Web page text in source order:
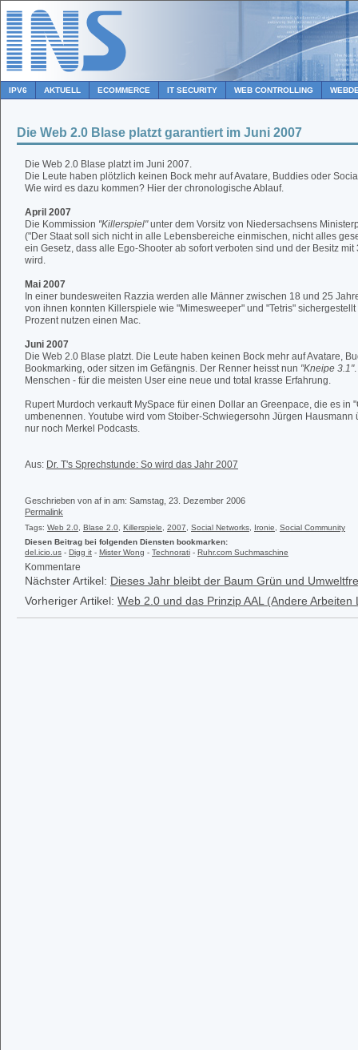
IPV6 AKTUELL ECOMMERCE IT SECURITY WEB CONTROLLING
Die Web 2.0 Blase platzt garantiert im Juni 2007
Die Web 2.0 Blase platzt im Juni 2007.
Die Leute haben plötzlich keinen Bock mehr auf Avatare, Buddies oder
Wie wird es dazu kommen? Hier der chronologische Ablauf.
April 2007
Die Kommission "Killerspiel"unter dem Vorsitz von Niedersachsens
("Der Staat soll sich nicht in alle Lebensbereiche einmischen, nicht alles
ein Gesetz, dass alle Ego-Shooter ab sofort verboten sind und der Besitz
wird.
Mai 2007
In einer bundesweiten Razzia werden alle Männer zwischen 18 und 25
von ihnen konnten Killerspiele wie "Mimesweeper" und "Tetris"
Prozent nutzen einen Mac.
Juni 2007
Die Web 2.0 Blase platzt. Die Leute haben keinen Bock mehr auf Avatare,
Bookmarking, oder sitzen im Gefängnis. Der Renner heisst nun "Kneipe 3.1"
Menschen - für die meisten User eine neue und total krasse Erfahrung.
Rupert Murdoch verkauft MySpace für einen Dollar an Greenpace, die es in
umbenennen. Youtube wird vom Stoiber-Schwiegersohn Jürgen Hausmann
nur noch Merkel Podcasts.
Aus: Dr. T's Sprechstunde: So wird das Jahr 2007
Geschrieben von af in am: Samstag, 23. Dezember 2006
Permalink
Tags: Web 2.0 Blase 2.0 Killerspiele 2007 Social Networks Ironie
Social Community
Diesen Beitrag bei folgenden Diensten bookmarken:
del.icio.us - Digg it - Mister Wong - Technorati - Ruhr.com Suchmaschine
Kommentare
Nächster Artikel: Dieses Jahr bleibt der Baum Grün und
Vorheriger Artikel: Web 2.0 und das Prinzip AAL (Andere Arbeiten